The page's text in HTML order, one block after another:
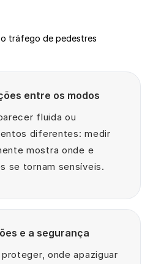
entre os modos
fluida ou
diferentes: medir
mostra onde e
se tornam sensíveis.
e a segurança
onde apaziguar